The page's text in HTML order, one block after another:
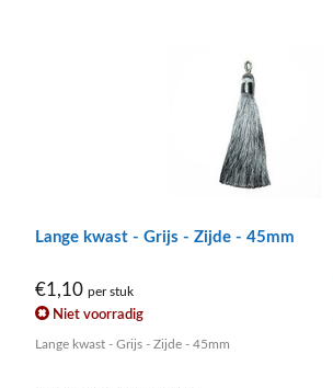
Lange kwast - Grijs - Zijde - 45mm
€1,10 per stuk
Niet voorradig
Lange kwast - Grijs - Zijde - 45mm